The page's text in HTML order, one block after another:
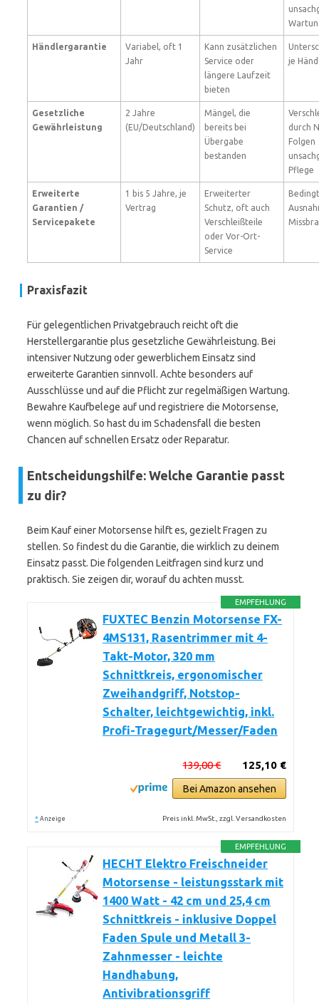
Händlergarantie
Variabel, oft 1
Jahr
Kann zusätzlichen
Service oder
längere Laufzeit
bieten
je
Gesetzliche
Gewährleistung
2 Jahre
(EU/Deutschland)
Mängel, die
bereits bei
Übergabe
bestanden
durch
Folgen
Pflege
Erweiterte
Garantien /
Servicepakete
1 bis 5 Jahre, je
Vertrag
Erweiterter
Schutz, oft auch
Verschleißteile
oder Vor-Ort-
Service
Praxisfazit
Für gelegentlichen Privatgebrauch reicht oft die
Herstellergarantie plus gesetzliche Gewährleistung. Bei
intensiver Nutzung oder gewerblichem Einsatz sind
erweiterte Garantien sinnvoll. Achte besonders auf
Ausschlüsse und auf die Pflicht zur regelmäßigen Wartung.
Bewahre Kaufbelege auf und registriere die Motorsense,
wenn möglich. So hast du im Schadensfall die besten
Chancen auf schnellen Ersatz oder Reparatur.
Entscheidungshilfe: Welche Garantie passt
zu dir?
Beim Kauf einer Motorsense hilft es, gezielt Fragen zu
stellen. So findest du die Garantie, die wirklich zu deinem
Einsatz passt. Die folgenden Leitfragen sind kurz und
praktisch. Sie zeigen dir, worauf du achten musst.
EMPFEHLUNG
FUXTEC Benzin Motorsense FX-
4MS131, Rasentrimmer mit 4-
Takt-Motor, 320 mm
Schnittkreis, ergonomischer
Zweihandgriff, Notstop-
Schalter, leichtgewichtig, inkl.
Profi-Tragegurt/Messer/Faden
125,10 €
139,00 €
Bei Amazon ansehen
* Anzeige Preis inkl. MwSt., zzgl. Versandkosten
EMPFEHLUNG
HECHT Elektro Freischneider
Motorsense - leistungsstark mit
1400 Watt - 42 cm und 25,4 cm
Schnittkreis - inklusive Doppel
Faden Spule und Metall 3-
Zahnmesser - leichte
Handhabung,
Antivibrationsgriff